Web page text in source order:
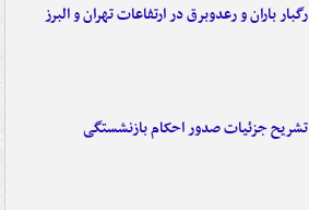
رگبار باران و رعدوبرق در ارتفاعات تهران و البرز
تشریح جزئیات صدور احکام بازنشستگی